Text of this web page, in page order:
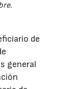
de
general